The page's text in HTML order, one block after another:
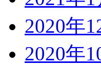
2020年
2020年